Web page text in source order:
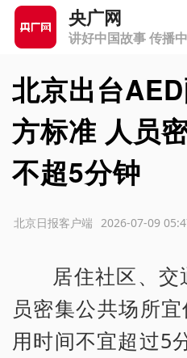
央广网
讲好中国故事 传播
北京出台
方标准 人员
不超5分钟
2026-07-09
北京日报客户端
居住社区、
员密集公共场所
用时间不宜超过5